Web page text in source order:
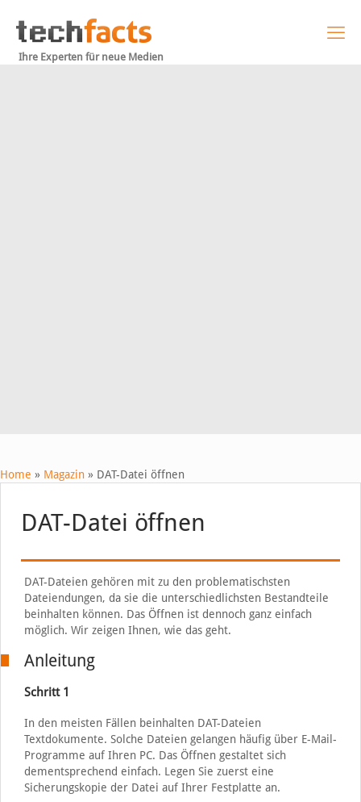
Ihre Experten für neue Medien
Home » Magazin » DAT-Datei öffnen
DAT-Datei öffnen
DAT-Dateien gehören mit zu den problematischsten
Dateiendungen, da sie die unterschiedlichsten Bestandteile
beinhalten können. Das Öffnen ist dennoch ganz einfach
möglich. Wir zeigen Ihnen, wie das geht.
Anleitung
Schritt 1
In den meisten Fällen beinhalten DAT-Dateien
Textdokumente. Solche Dateien gelangen häufig über E-Mail-
Programme auf Ihren PC. Das Öffnen gestaltet sich
dementsprechend einfach. Legen Sie zuerst eine
Sicherungskopie der Datei auf Ihrer Festplatte an.